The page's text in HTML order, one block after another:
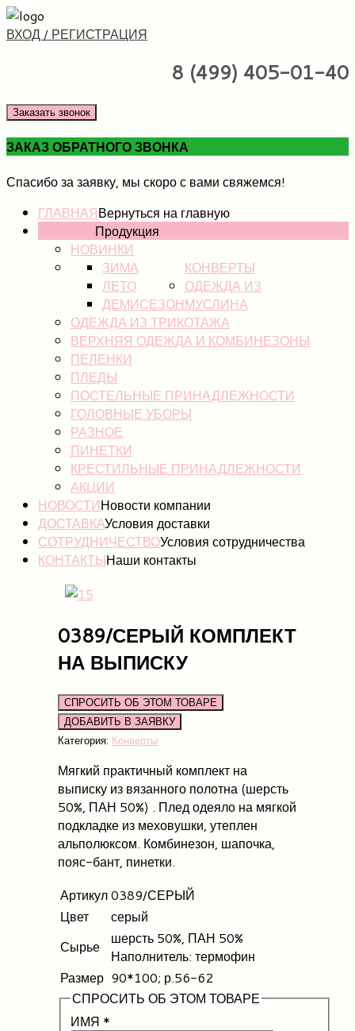
ВХОД / РЕГИСТРАЦИЯ
8 (499) 405-01-40
Заказать звонок
ЗАКАЗ ОБРАТНОГО ЗВОНКА
Спасибо за заявку, мы скоро с вами свяжемся!
ГЛАВНАЯВернуться на главную
Продукция
НОВИНКИ
КОНВЕРТЫ
ЗИМА
ЛЕТО
ДЕМИСЕЗОН
ОДЕЖДА ИЗ
МУСЛИНА
ОДЕЖДА ИЗ ТРИКОТАЖА
ВЕРХНЯЯ ОДЕЖДА И КОМБИНЕЗОНЫ
ПЕЛЕНКИ
ПЛЕДЫ
ПОСТЕЛЬНЫЕ ПРИНАДЛЕЖНОСТИ
ГОЛОВНЫЕ УБОРЫ
РАЗНОЕ
ПИНЕТКИ
КРЕСТИЛЬНЫЕ ПРИНАДЛЕЖНОСТИ
АКЦИИ
НОВОСТИНовости компании
ДОСТАВКАУсловия доставки
СОТРУДНИЧЕСТВОУсловия сотрудничества
КОНТАКТЫНаши контакты
0389/СЕРЫЙ КОМПЛЕКТ
НА ВЫПИСКУ
СПРОСИТЬ ОБ ЭТОМ ТОВАРЕ
Категория: Конверты
Мягкий практичный комплект на
выписку из вязанного полотна (шерсть
50%, ПАН 50%) . Плед одеяло на мягкой
подкладке из меховушки, утеплен
альполюксом. Комбинезон, шапочка,
пояс-бант, пинетки.
Артикул0389/СЕРЫЙ
Цвет
серый
Сырье
шерсть 50%, ПАН 50%
Наполнитель: термофин
Размер 90*100; р.56-62
СПРОСИТЬ ОБ ЭТОМ ТОВАРЕ
ИМЯ *